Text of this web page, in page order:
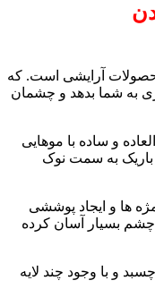
آرایشی است. که
به شما بدهد و چشمان
و ساده با موهایی
به سمت نوک
ها و ایجاد پوششی
بسیار آسان کرده
و با وجود چند لایه